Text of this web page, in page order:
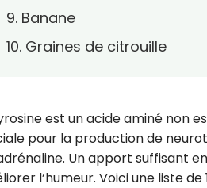
9. Banane
10. Graines de citrouille
est un acide aminé non
pour la production de
Un apport suffisant
l’humeur. Voici une liste